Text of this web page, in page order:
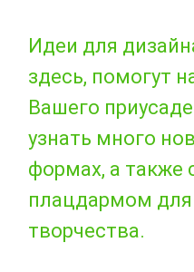
Идеи для
здесь, помогут
Вашего
узнать много
формах, а также
плацдармом для
творчества.